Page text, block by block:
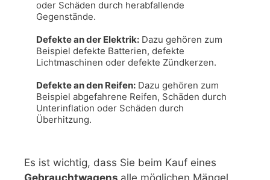
oder Schäden durch herabfallende
Gegenstände.
Defekte an der Elektrik: Dazu gehören zum
Beispiel defekte Batterien, defekte
Lichtmaschinen oder defekte Zündkerzen.
Defekte an den Reifen: Dazu gehören zum
Beispiel abgefahrene Reifen, Schäden durch
Unterinflation oder Schäden durch
Überhitzung.
Es ist wichtig, dass Sie beim Kauf eines
Gebrauchtwagens alle möglichen Mängel